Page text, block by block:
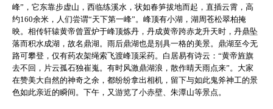
峰” ，它东靠步虚山，西临练溪水，状如春笋拔地而起，直插云霄，高
约160余米，人们尝谓“天下第一峰”。峰顶有小湖，湖周苍松翠柏掩
映。相传轩辕黄帝曾置炉于峰顶炼丹，丹成黄帝跨赤龙升天时，丹鼎坠
落而积水成湖，故名鼎湖。雨后鼎湖也是别具一格的美景。鼎湖至今无
路可攀登，仅有药农架绳索飞渡峰顶采药。白居易有诗云：“黄帝旌旗
去不回，片云孤石独崔嵬。有时风激鼎湖浪，散作晴天雨点来”。大家
在赞美大自然的神奇之余，都纷纷拿出相机，留下与如此鬼斧神工的景
色如此亲近的瞬间。下午，又游览了小赤壁、朱潭山等景点。